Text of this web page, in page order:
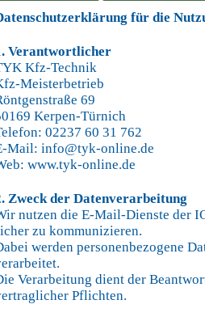
für die
Verantwortlicher
Kfz-Technik
Meisterbetrieb
69
Kerpen-Türnich
02237 60 31 762
Mail: info@tyk-online.de
www.tyk-online.de
Zweck der Datenverarbeitung
nutzen die E-Mail-Dienste der
zu kommunizieren.
werden personenbezogene
Verarbeitung dient der
Pflichten.